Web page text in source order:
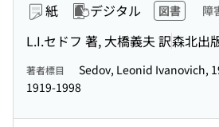
紙 デジタル 図書 障
L.I.セドフ 著, 大橋義夫 訳森北出
著者標目 Sedov, Leonid Ivanovich,
1919-1998